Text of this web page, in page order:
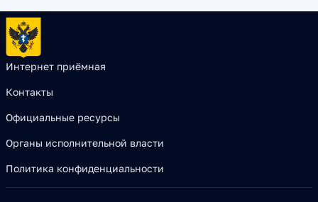
Интернет приёмная
Контакты
Официальные ресурсы
Органы исполнительной власти
Политика конфиденциальности